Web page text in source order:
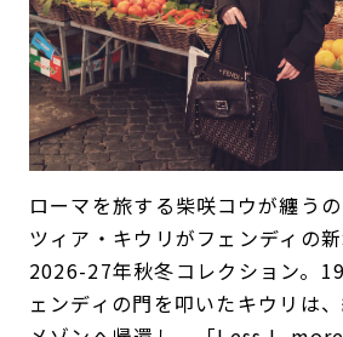
ローマを旅する柴咲コウが纏う
ツィア・キウリがフェンディの
2026-27年秋冬コレクション。
ェンディの門を叩いたキウリは